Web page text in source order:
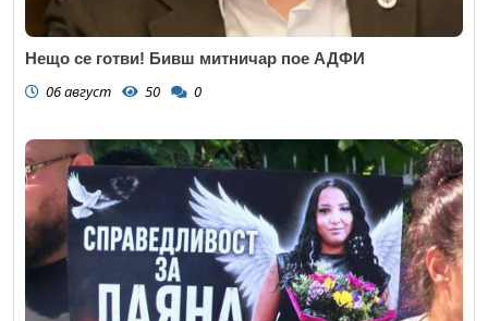
Нещо се готви! Бивш митничар пое АДФИ
06 август 50 0